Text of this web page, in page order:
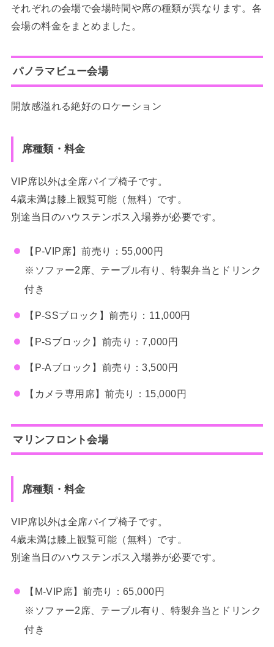
それぞれの会場で会場時間や席の種類が異なります。各
会場の料金をまとめました。
パノラマビュー会場
開放感溢れる絶好のロケーション
席種類・料金
VIP席以外は全席パイプ椅子です。
4歳未満は膝上観覧可能（無料）です。
別途当日のハウステンボス入場券が必要です。
【P-VIP席】前売り：55,000円
※ソファー2席、テーブル有り、特製弁当とドリンク
付き
【P-SSブロック】前売り：11,000円
【P-Sブロック】前売り：7,000円
【P-Aブロック】前売り：3,500円
【カメラ専用席】前売り：15,000円
マリンフロント会場
席種類・料金
VIP席以外は全席パイプ椅子です。
4歳未満は膝上観覧可能（無料）です。
別途当日のハウステンボス入場券が必要です。
【M-VIP席】前売り：65,000円
※ソファー2席、テーブル有り、特製弁当とドリンク
付き